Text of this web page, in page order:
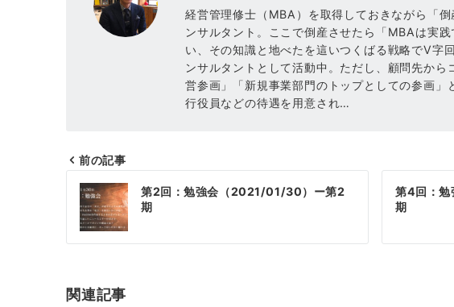
経営管理修士（MBA）を取得しておきながら「
ンサルタント。ここで倒産させたら「MBAは実
い、その知識と地べたを這いつくばる戦略でV字
ンサルタントとして活動中。ただし、顧問先か
営参画」「新規事業部門のトップとしての参画
行役員などの待遇を用意され…
投
稿
ナ
ゲ
前の記事
第2回：勉強会（2021/01/30）ー第2
期
第4回：
期
関連記事